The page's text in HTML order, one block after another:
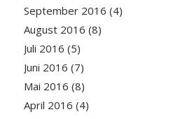
September 2016 (4)
August 2016 (8)
Juli 2016 (5)
Juni 2016 (7)
Mai 2016 (8)
April 2016 (4)